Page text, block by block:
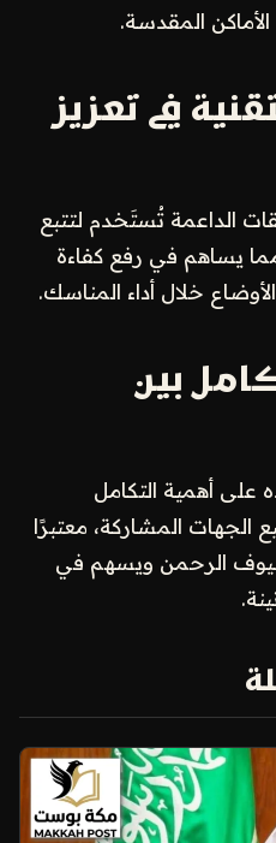
المقدسة.
في تعزيز
الداعمة تُستَخدم لتتبع
مما يساهم في رفع كفاءة
خلال أداء المناسك.
بين
على أهمية التكامل
الجهات المشاركة، معتبرًا
الرحمن ويسهم في